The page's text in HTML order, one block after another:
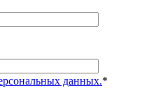
данных.*